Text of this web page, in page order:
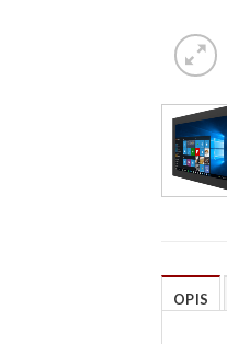
OPIS